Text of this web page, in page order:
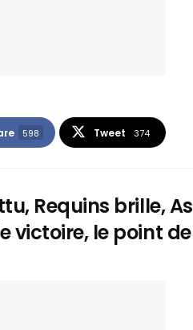
598 Tweet 374
Requins brille, As
victoire, le point de